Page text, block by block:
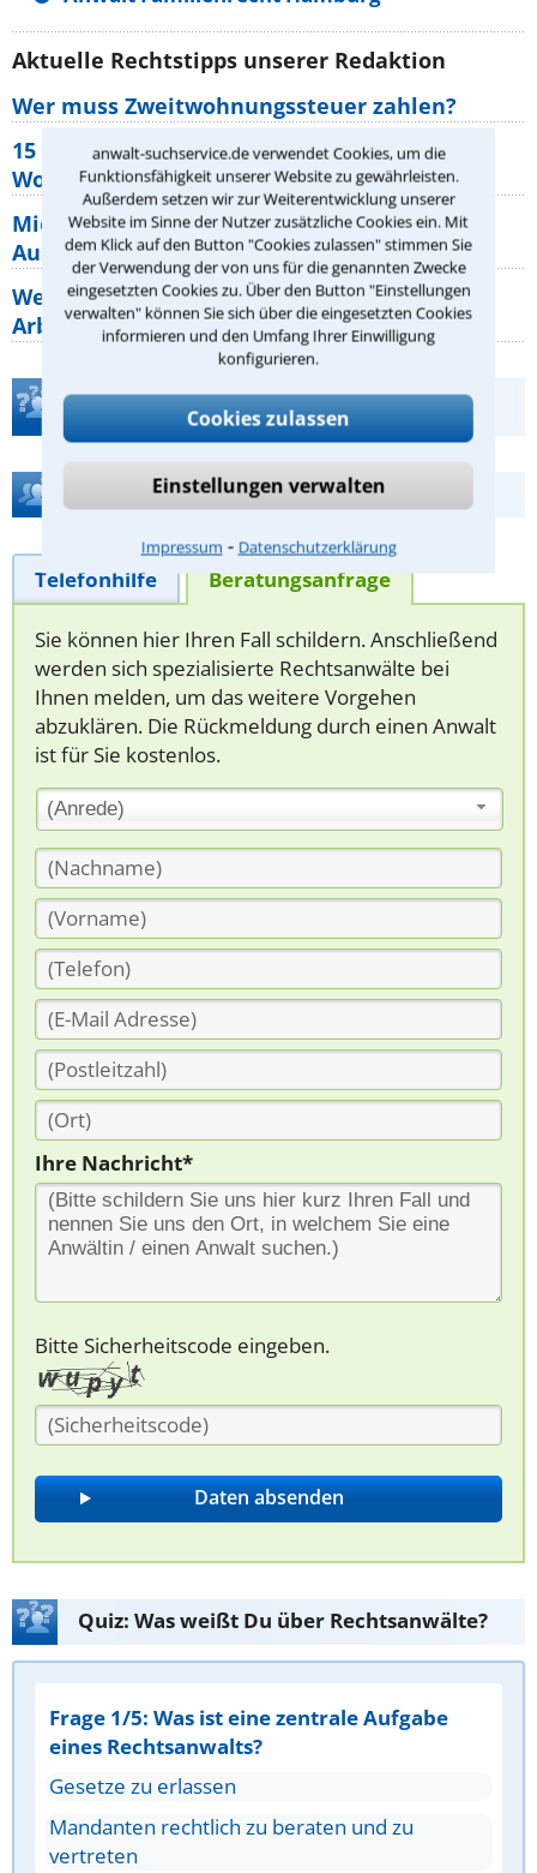
anwalt-suchservice.de verwendet Cookies, um die
Funktionsfähigkeit unserer Website zu gewährleisten.
Außerdem setzen wir zur Weiterentwicklung unserer
Website im Sinne der Nutzer zusätzliche Cookies ein. Mit
dem Klick auf den Button "Cookies zulassen" stimmen Sie
der Verwendung der von uns für die genannten Zwecke
eingesetzten Cookies zu. Über den Button "Einstellungen
verwalten" können Sie sich über die eingesetzten Cookies
informieren und den Umfang Ihrer Einwilligung
konfigurieren.
Cookies zulassen
Einstellungen verwalten
Impressum ⁃ Datenschutzerklärung
Aktuelle Rechtstipps unserer Redaktion
Wer muss Zweitwohnungssteuer zahlen?
15 elementare Rechte, die jeder
Wohnungseigentümer kennen sollte
Mietpreisbremse 2026: Alle Regeln,
Ausnahmen und Rechte für Mieter
Welche Regeln für Teilnahme, Urlaub,
Arbeitszeit gelten beim
Teste Dein Rechtswissen
Hilfe bei Ihrer Anwaltsuche?
Telefonhilfe Beratungsanfrage
Sie können hier Ihren Fall schildern. Anschließend
werden sich spezialisierte Rechtsanwälte bei
Ihnen melden, um das weitere Vorgehen
abzuklären. Die Rückmeldung durch einen Anwalt
ist für Sie kostenlos.
(Anrede)
Ihre Nachricht*
Bitte Sicherheitscode eingeben.
Quiz: Was weißt Du über Rechtsanwälte?
Frage 1/5: Was ist eine zentrale Aufgabe
eines Rechtsanwalts?
Gesetze zu erlassen
Mandanten rechtlich zu beraten und zu
vertreten